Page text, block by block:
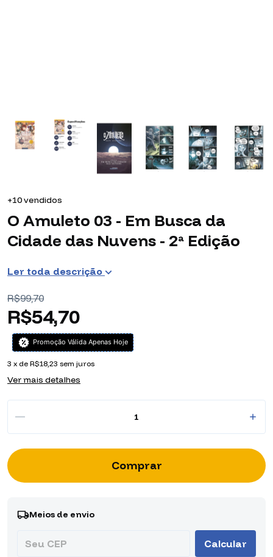
+10 vendidos
O Amuleto 03 - Em Busca da
Cidade das Nuvens - 2ª Edição
Ler toda descrição
R$99,70
R$54,70
Promoção Válida Apenas Hoje
3 x de R$18,23 sem juros
Ver mais detalhes
Entregas para o CEP:
Meios de envio
Calcular